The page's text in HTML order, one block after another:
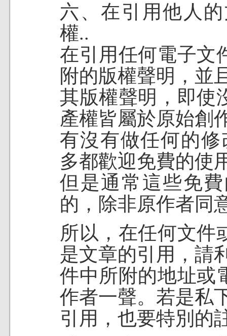
六、在引用他人
權..
在引用任何電子文
附的版權聲明，並
其版權聲明，即使
產權皆屬於原始創
有沒有做任何的
多都歡迎免費的使
但是通常這些免
的，除非原作者同
所以，在任何文件
是文章的引用，請
件中所附的地址或
作者一聲。若是私
引用，也要特別的